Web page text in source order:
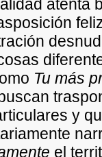
atenta
Tu más
buscan
y
el